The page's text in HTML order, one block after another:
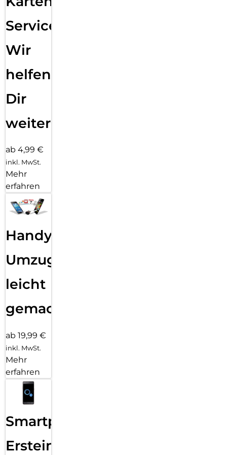
Service:
Wir
helfen
Dir
weiter
ab 4,99 €
inkl. MwSt.
Mehr
erfahren
Handy
Umzug
leicht
gemacht!
ab 19,99 €
inkl. MwSt.
Mehr
erfahren
Smartphone
Ersteinrichtung